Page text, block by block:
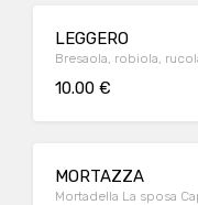
LEGGERO
Bresaola, robiola,
10.00 €
MORTAZZA
Mortadella La sposa